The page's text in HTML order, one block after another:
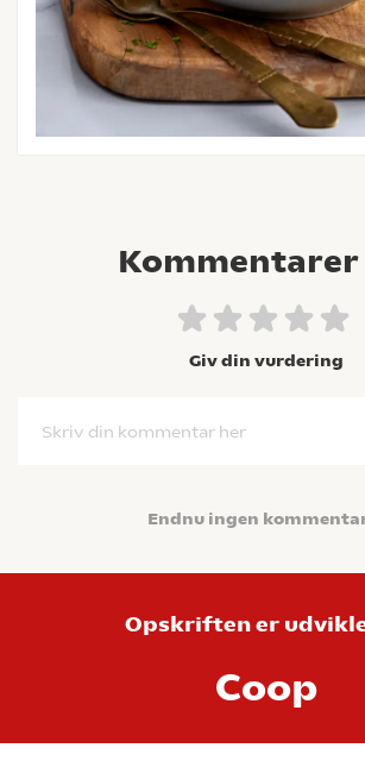
Kommentarer
Giv din vurdering
Skriv din kommentar her
Endnu ingen
Opskriften er
Coop